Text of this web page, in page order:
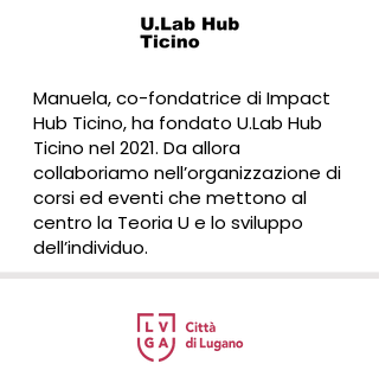
Manuela, co-fondatrice di Impact
Hub Ticino, ha fondato U.Lab Hub
Ticino nel 2021. Da allora
collaboriamo nell’organizzazione di
corsi ed eventi che mettono al
centro la Teoria U e lo sviluppo
dell’individuo.